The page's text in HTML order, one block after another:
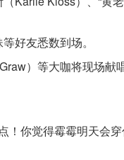
好友悉数到场。
）等大咖将现场献
！你觉得霉霉明天会